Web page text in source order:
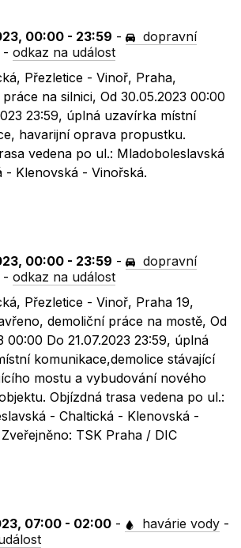
00:00 - 23:59 -
dopravní
-odkaz na událost
Přezletice - Vinoř, Praha,
na silnici, Od 30.05.2023 00:00
23:59, úplná uzavírka místní
havarijní oprava propustku.
vedena po ul.: Mladoboleslavská
- Klenovská - Vinořská.
00:00 - 23:59 -
dopravní
-odkaz na událost
Přezletice - Vinoř, Praha 19,
demoliční práce na mostě, Od
00:00 Do 21.07.2023 23:59, úplná
komunikace,demolice stávající
mostu a vybudování nového
Objízdná trasa vedena po ul.:
- Chaltická - Klenovská -
TSK Praha / DIC
07:00 - 02:00 - havárie vody -